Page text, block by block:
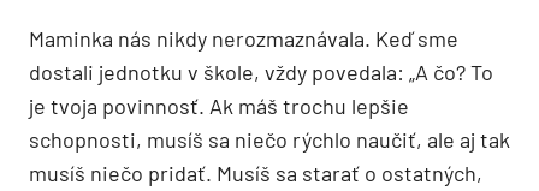
Maminka nás nikdy nerozmaznávala. Keď sme
dostali jednotku v škole, vždy povedala: „A čo? To
je tvoja povinnosť. Ak máš trochu lepšie
schopnosti, musíš sa niečo rýchlo naučiť, ale aj tak
musíš niečo pridať. Musíš sa starať o ostatných,